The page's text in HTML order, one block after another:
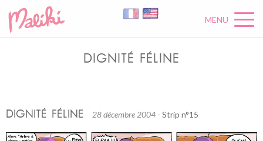
MENU
DIGNITÉ FÉLINE
DIGNITÉ FÉLINE 28 décembre 2004 - Strip n°15